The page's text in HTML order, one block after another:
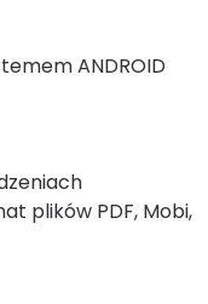
ANDROID
plików PDF, Mobi,